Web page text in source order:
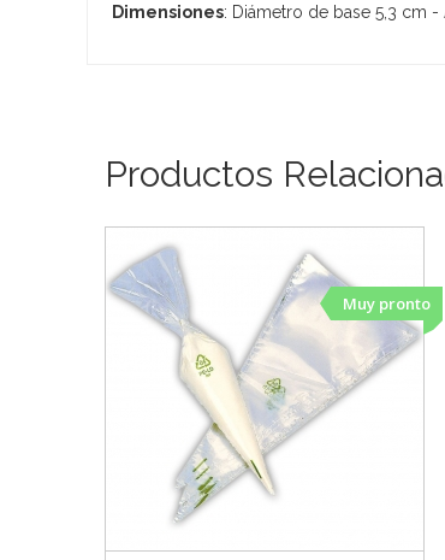
Dimensiones: Diámetro de base 5,3 cm -
Productos
Muy pronto